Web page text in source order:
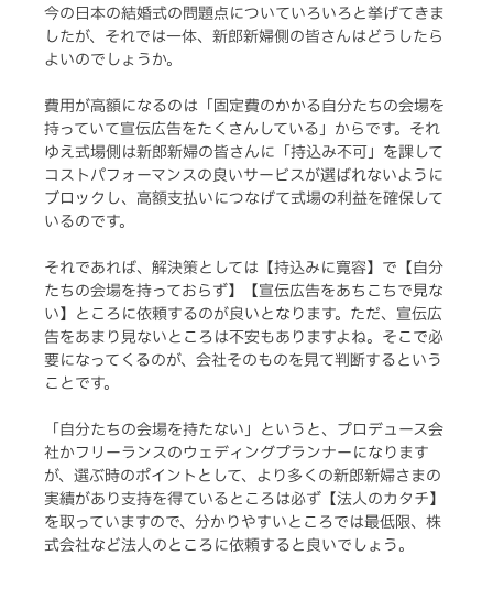
今の日本の結婚式の問題点についていろいろと挙げてきま
したが、それでは一体、新郎新婦側の皆さんはどうしたら
よいのでしょうか。
費用が高額になるのは「固定費のかかる自分たちの会場を
持っていて宣伝広告をたくさんしている」からです。それ
ゆえ式場側は新郎新婦の皆さんに「持込み不可」を課して
コストパフォーマンスの良いサービスが選ばれないように
ブロックし、高額支払いにつなげて式場の利益を確保して
いるのです。
それであれば、解決策としては【持込みに寛容】で【自分
たちの会場を持っておらず】【宣伝広告をあちこちで見な
い】ところに依頼するのが良いとなります。ただ、宣伝広
告をあまり見ないところは不安もありますよね。そこで必
要になってくるのが、会社そのものを見て判断するという
ことです。
「自分たちの会場を持たない」というと、プロデュース会
社かフリーランスのウェディングプランナーになります
が、選ぶ時のポイントとして、より多くの新郎新婦さまの
実績があり支持を得ているところは必ず【法人のカタチ】
を取っていますので、分かりやすいところでは最低限、株
式会社など法人のところに依頼すると良いでしょう。